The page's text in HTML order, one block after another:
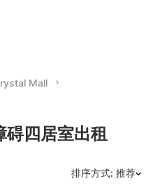
Mall
碍四居室出租
排序方式: 推荐